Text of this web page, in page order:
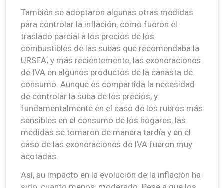
También se adoptaron algunas otras medidas
para controlar la inflación, como fueron el
traslado parcial a los precios de los
combustibles de las subas que recomendaba la
URSEA; y más recientemente, las exoneraciones
de IVA en algunos productos de la canasta de
consumo. Aunque es compartida la necesidad
de controlar la suba de los precios, y
fundamentalmente en el caso de los rubros más
sensibles en el consumo de los hogares, las
medidas se tomaron de manera tardía y en el
caso de las exoneraciones de IVA fueron muy
acotadas.
Así, su impacto en la evolución de la inflación ha